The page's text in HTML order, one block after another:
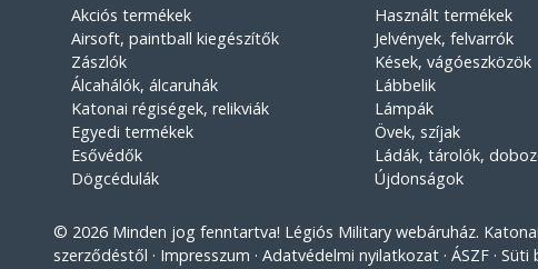
Akciós termékek
Airsoft, paintball kiegészítők
Zászlók
Álcahálók, álcaruhák
Katonai régiségek, relikviák
Egyedi termékek
Esővédők
Dögcédulák
Használt termékek
Jelvények, felvarrók
Kések, vágóeszközök
Lábbelik
Lámpák
Övek, szíjak
Ládák, tárolók,
Újdonságok
© 2026 Minden jog fenntartva! Légiós Military webáruház.
szerződéstől
Impresszum Adatvédelmi nyilatkozat ÁSZF Süti